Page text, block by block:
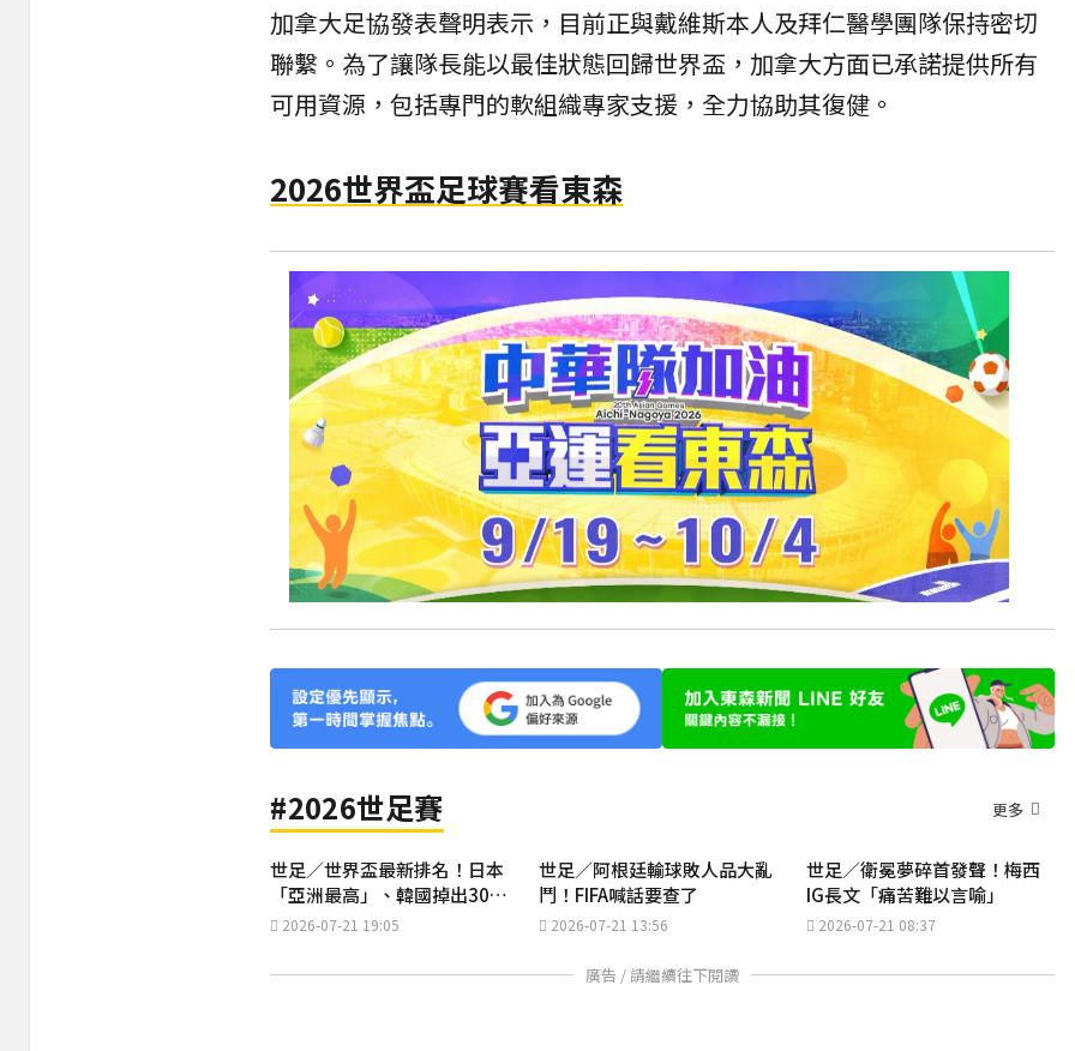
加拿大足協發表聲明表示，目前正與戴維斯本人及拜仁醫學團隊保持密切
聯繫。為了讓隊長能以最佳狀態回歸世界盃，加拿大方面已承諾提供所有
可用資源，包括專門的軟組織專家支援，全力協助其復健。
2026世界盃足球賽看東森
#2026世足賽 更多
世足／世界盃最新排名！日本
「亞洲最高」、韓國掉出30名
外2026-07-21 19:05
世足／阿根廷輸球敗人品大亂
鬥！FIFA喊話要查了
2026-07-21 13:56
世足／衛冕夢碎首發聲！梅西
IG長文「痛苦難以言喻」
2026-07-21 08:37
廣告 / 請繼續往下閱讀